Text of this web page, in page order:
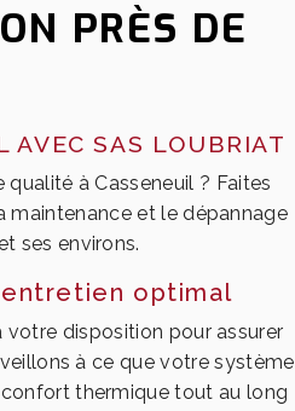
PRÈS DE
AVEC SAS LOUBRIAT
à Casseneuil ? Faites
maintenance et le dépannage
ses environs.
optimal
disposition pour assurer
à ce que votre système
thermique tout au long